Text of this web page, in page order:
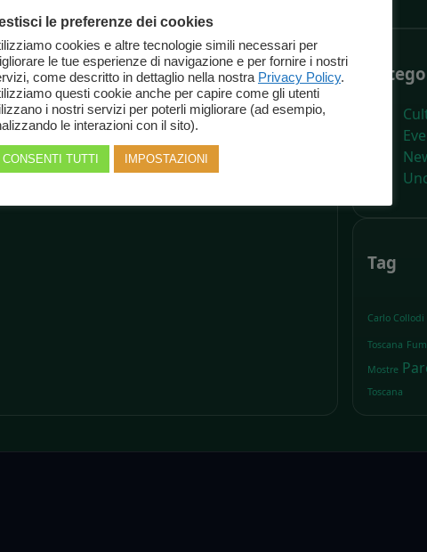
Tag
Carlo Collodi
Toscana
Mostre
Toscana
le preferenze dei cookies
cookies e altre tecnologie simili necessari per
le tue esperienze di navigazione e per fornire i nostri
come descritto in dettaglio nella nostra Privacy Policy.
questi cookie anche per capire come gli utenti
i nostri servizi per poterli migliorare (ad esempio,
le interazioni con il sito).
CONSENTI TUTTI IMPOSTAZIONI